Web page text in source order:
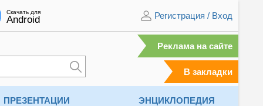
Скачать для
Android Регистрация / Вход
Реклама на сайте
В закладки
ПРЕЗЕНТАЦИИ ЭНЦИКЛОПЕДИЯ